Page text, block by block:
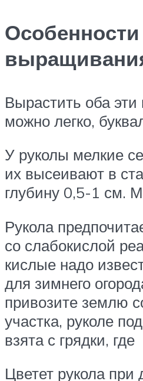
Особенности
Вырастить оба
можно легко,
У руколы мелкие
их высеивают в
глубину 0,5-1 см.
Рукола
со слабокислой
кислые надо
для зимнего
привозите землю
участка, руколе
взята с грядки, где
Цветет рукола